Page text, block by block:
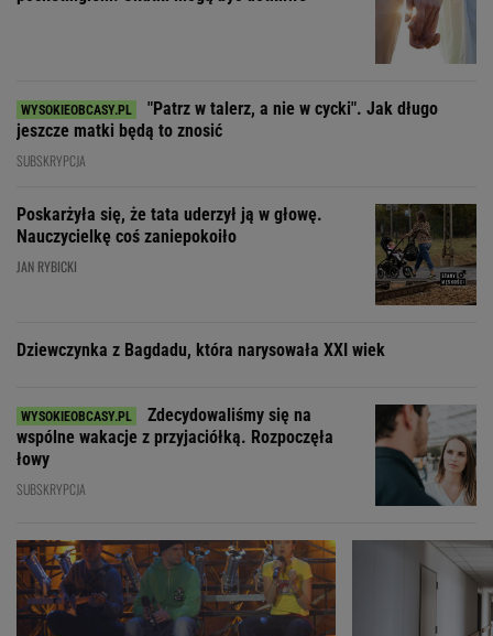
"Patrz w talerz, a nie w cycki". Jak długo
jeszcze matki będą to znosić
SUBSKRYPCJA
Poskarżyła się, że tata uderzył ją w głowę.
Nauczycielkę coś zaniepokoiło
JAN RYBICKI
Dziewczynka z Bagdadu, która narysowała XXI wiek
Zdecydowaliśmy się na
wspólne wakacje z przyjaciółką. Rozpoczęła
łowy
SUBSKRYPCJA